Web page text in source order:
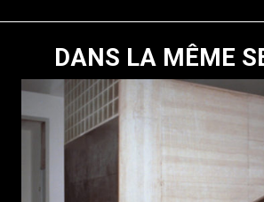
DANS LA MÊME